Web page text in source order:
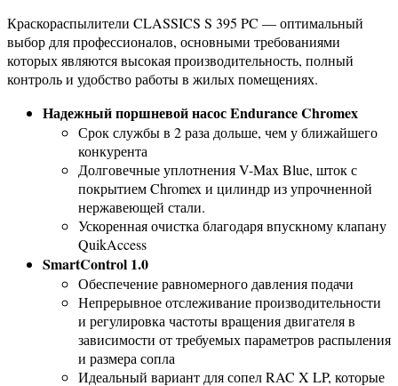
Краскораспылители CLASSICS S 395 PC — оптимальный
выбор для профессионалов, основными требованиями
которых являются высокая производительность, полный
контроль и удобство работы в жилых помещениях.
Надежный поршневой насос Endurance Chromex
Срок службы в 2 раза дольше, чем у ближайшего
конкурента
Долговечные уплотнения V-Max Blue, шток с
покрытием Chromex и цилиндр из упрочненной
нержавеющей стали.
Ускоренная очистка благодаря впускному клапану
QuikAccess
SmartControl 1.0
Обеспечение равномерного давления подачи
Непрерывное отслеживание производительности
и регулировка частоты вращения двигателя в
зависимости от требуемых параметров распыления
и размера сопла
Идеальный вариант для сопел RAC X LP, которые